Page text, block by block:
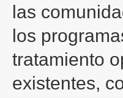
las
los
tratamiento
existentes,